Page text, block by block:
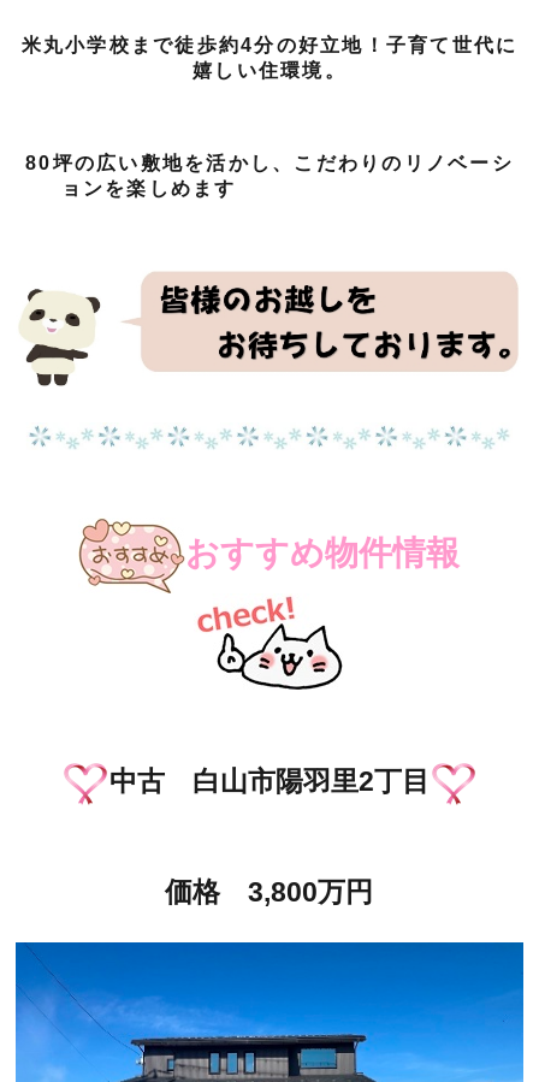
米丸小学校まで徒歩約4分の好立地！子育て世代に
嬉しい住環境。
80坪の広い敷地を活かし、こだわりのリノベーシ
ョンを楽しめます
おすすめ物件情報
中古 白山市陽羽里2丁目
価格 3,800万円